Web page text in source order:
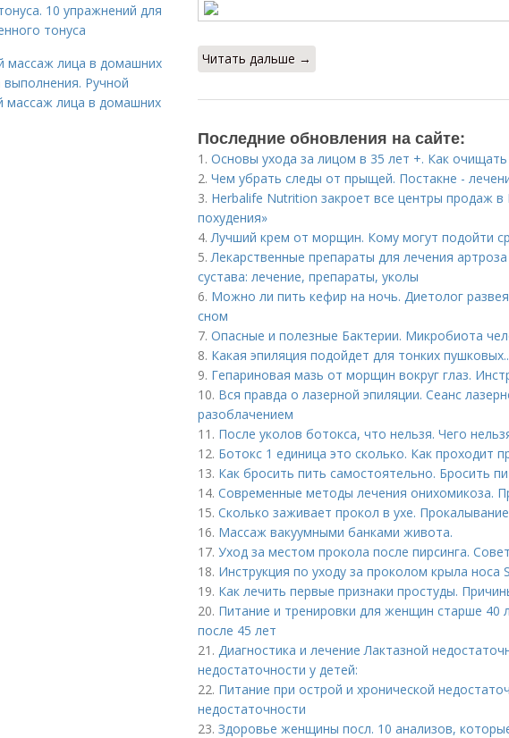
Читать дальше →
Последние обновления на сайте:
1. Основы ухода за лицом в 35 лет +. Как
2. Чем убрать следы от прыщей. Постакне -
3. Herbalife Nutrition закроет все центры продаж
похудения»
4.Лучший крем от морщин. Кому могут подойти
5.Лекарственные препараты для лечения
сустава: лечение, препараты, уколы
6. Можно ли пить кефир на ночь. Диетолог
сном
7. Опасные и полезные Бактерии. Микробиота
8. Какая эпиляция подойдет для тонких
9. Гепариновая мазь от морщин вокруг глаз.
10. Вся правда о лазерной эпиляции. Сеанс
разоблачением
11. После уколов ботокса, что нельзя. Чего
12. Ботокс 1 единица это сколько. Как проходит
13. Как бросить пить самостоятельно. Бросить
14. Современные методы лечения онихомикоза.
15. Сколько заживает прокол в ухе.
16. Массаж вакуумными банками живота.
17. Уход за местом прокола после пирсинга.
18. Инструкция по уходу за проколом крыла носа
19. Как лечить первые признаки простуды.
20. Питание и тренировки для женщин старше
после 45 лет
21. Диагностика и лечение Лактазной
недостаточности у детей:
22. Питание при острой и хронической
недостаточности
23. Здоровье женщины посл. 10 анализов,
10 упражнений для
тонуса
лица в домашних
выполнения. Ручной
лица в домашних